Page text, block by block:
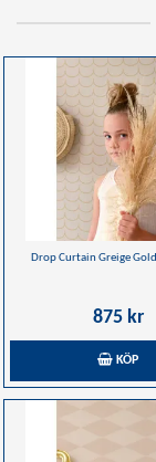
Drop Curtain Greige
875 kr
KÖP